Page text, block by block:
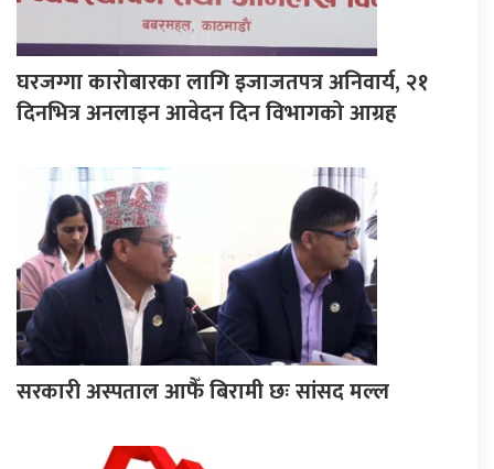
घरजग्गा कारोबारका लागि इजाजतपत्र अनिवार्य, २१
दिनभित्र अनलाइन आवेदन दिन विभागको आग्रह
सरकारी अस्पताल आफैँ बिरामी छः सांसद मल्ल